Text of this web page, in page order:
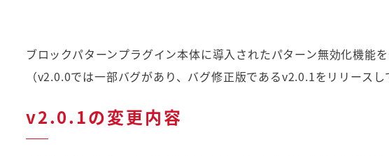
ブロックパターンプラグイン本体に導入されたパターン無効化機能
（v2.0.0では一部バグがあり、バグ修正版であるv2.0.1をリリースし
v2.0.1の変更内容